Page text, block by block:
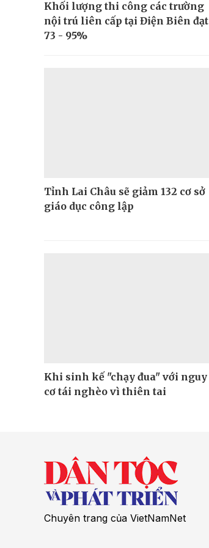
Khối lượng thi công các trường
nội trú liên cấp tại Điện Biên đạt
73 - 95%
Tỉnh Lai Châu sẽ giảm 132 cơ sở
giáo dục công lập
Khi sinh kế "chạy đua" với nguy
cơ tái nghèo vì thiên tai
Chuyên trang của VietNamNet